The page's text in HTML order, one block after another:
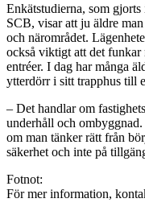
Enkätstudierna, som
SCB, visar att ju äldre
och närområdet.
också viktigt att det funkar
entréer. I dag har många
ytterdörr i sitt trapphus till
– Det handlar om
underhåll och
om man tänker rätt från
säkerhet och inte på
Fotnot:
För mer information,